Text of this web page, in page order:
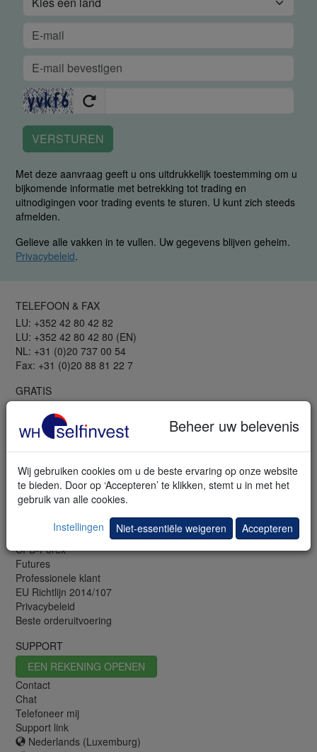
Beheer uw belevenis
Wij gebruiken cookies om u de beste ervaring op onze website
te bieden. Door op ‘Accepteren’ te klikken, stemt u in met het
gebruik van alle cookies.
Instellingen
Niet-essentiële weigeren Accepteren
VERSTUREN
Met deze aanvraag geeft u ons uitdrukkelijk toestemming om u
bijkomende informatie met betrekking tot trading en
uitnodigingen voor trading events te sturen. U kunt zich steeds
afmelden.
Gelieve alle vakken in te vullen. Uw gegevens blijven geheim.
Privacybeleid.
TELEFOON & FAX
LU: +352 42 80 42 82
LU: +352 42 80 42 80 (EN)
NL: +31 (0)20 737 00 54
Fax: +31 (0)20 88 81 22 7
GRATIS
Trading bibliotheek
Trading demo
Mobiele demo
Newsletter
Beurskennis
Lexikon
Aandelen & meer
CFD-Forex
Futures
Professionele klant
EU Richtlijn 2014/107
Privacybeleid
Beste orderuitvoering
SUPPORT
EEN REKENING OPENEN
Contact
Chat
Telefoneer mij
Support link
Nederlands (Luxemburg)